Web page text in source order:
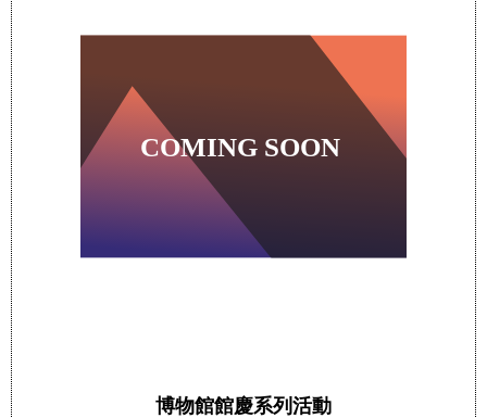
博物館館慶系列活動